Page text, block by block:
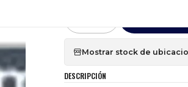
Mostrar stock de
DESCRIPCIÓN